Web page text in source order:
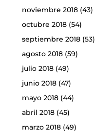
noviembre 2018(43)
octubre 2018(54)
septiembre 2018(53)
agosto 2018(59)
julio 2018(49)
junio 2018(47)
mayo 2018(44)
abril 2018(45)
marzo 2018(49)